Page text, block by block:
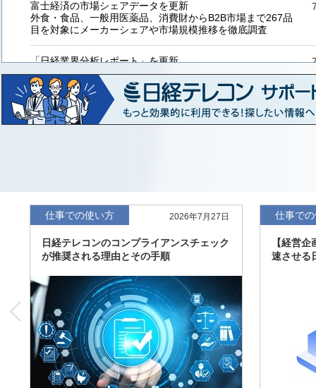
富士経済の市場シェアデータを更新
外食・食品、一般用医薬品、消費財からB2B市場まで267品
目を対象にメーカーシェアや市場規模推移を徹底調査
「日経業界分析レポート」を更新
「工業用プラスチック製品」「システムインテグレーター」
など20業界の内容を刷新
「東洋経済海外進出企業情報」の2026年版、約3万6千社を
収録
「日経POS情報マーケットレポート」の最新版、10～3月実
績の市場動向を速報
度の予想を実施
仕事での使い方 2026年7月27日
日経テレコンのコンプライアンスチェック
が推奨される理由とその手順
仕事で
【経営
速させる